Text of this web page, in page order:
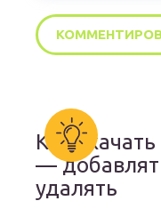
Как
—
удалять